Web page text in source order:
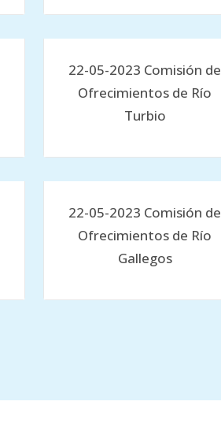
22-05-2023 Comisión de
Ofrecimientos de Río
Turbio
22-05-2023 Comisión de
Ofrecimientos de Río
Gallegos